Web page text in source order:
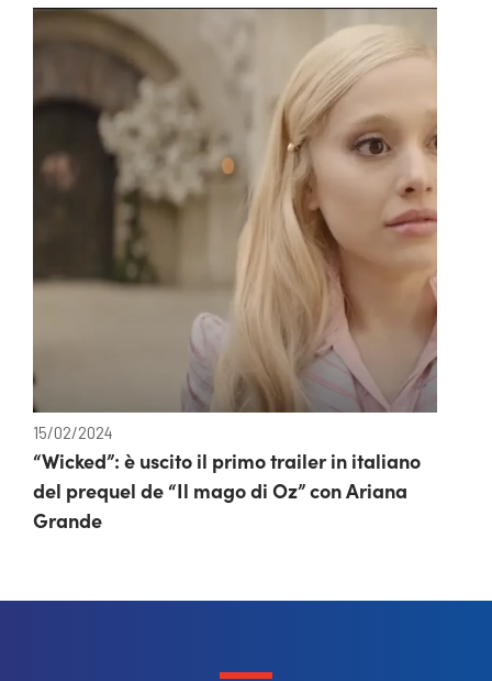
15/02/2024
“Wicked”: è uscito il primo trailer in italiano
del prequel de “Il mago di Oz” con Ariana
Grande